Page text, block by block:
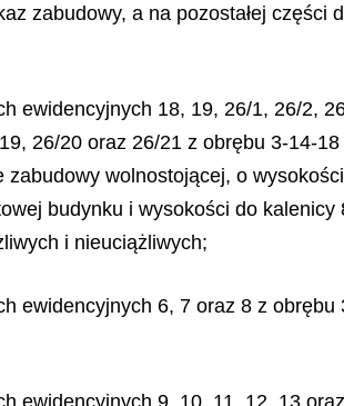
zabudowy, a na pozostałej części
ewidencyjnych 18, 19, 26/1, 26/2,
26/20 oraz 26/21 z obrębu 3-14-
wolnostojącej, o
budynku i wysokości do
i nieuciążliwych;
ewidencyjnych 6, 7 oraz 8 z
ewidencyjnych 9, 10, 11, 12, 13